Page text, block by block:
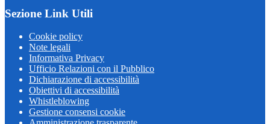
Sezione Link Utili
Cookie policy
Note legali
Informativa Privacy
Ufficio Relazioni con il Pubblico
Dichiarazione di accessibilità
Obiettivi di accessibilità
Whistleblowing
Gestione consensi cookie